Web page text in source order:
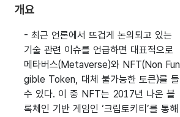
개요
- 최근 언론에서 뜨겁게 논의되고 있는
기술 관련 이슈를 언급하면 대표적으로
메타버스(Metaverse)와 NFT(Non Fun
gible Token, 대체 불가능한 토큰)를 들
수 있다. 이 중 NFT는 2017년 나온 블
록체인 기반 게임인 ‘크립토키티’를 통해